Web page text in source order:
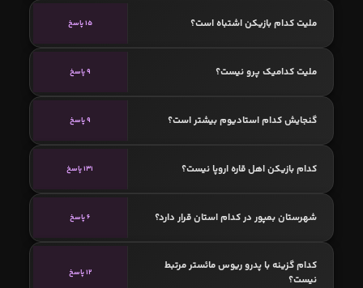
ملیت کدام بازیکن اشتباه است؟ 15 پاسخ
ملیت کدامیک پرو نیست؟ 9 پاسخ
گنجایش کدام استادیوم بیشتر است؟ 9 پاسخ
کدام بازیکن اهل قاره اروپا نیست؟ 131 پاسخ
شهرستان بمپور در کدام استان قرار دارد؟ 6 پاسخ
کدام گزینه با پدرو ریوس مائستر مرتبط
نیست؟
12 پاسخ